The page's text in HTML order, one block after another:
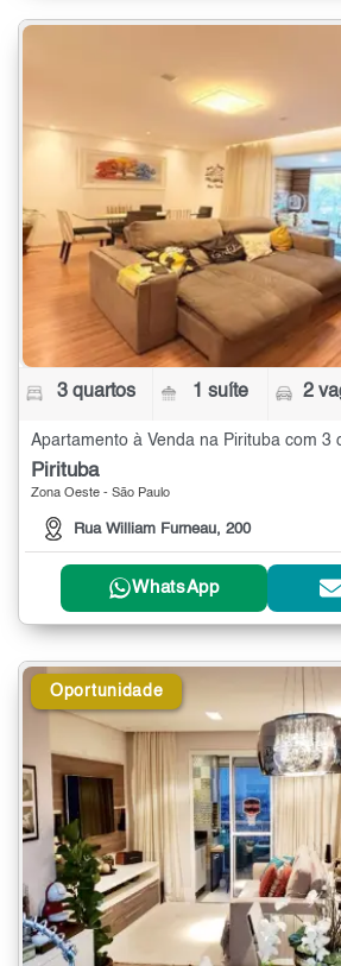
3 quartos 1 suíte 2
Apartamento à Venda na Pirituba com 3
Pirituba
Zona Oeste - São Paulo
Rua William Furneau, 200
WhatsApp
Oportunidade